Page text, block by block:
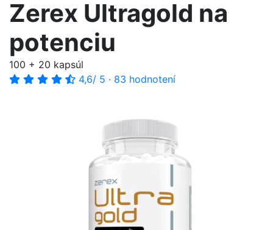
Zerex Ultragold na
potenciu
100 + 20 kapsúl
4,6/ 5 · 83 hodnotení